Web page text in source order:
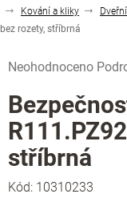
Kování a kliky
bez rozety, stříbrná
hodnocení
produktu
je
0,0
z
5
hvězdiček.
Neohodnoceno
stříbrná
Kód: 10310233